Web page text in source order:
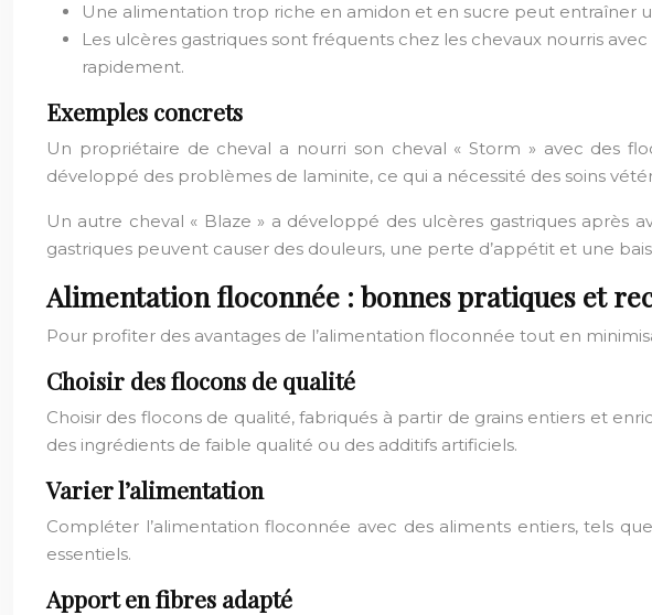
Une alimentation trop riche en amidon et en sucre peut entraîner
Les ulcères gastriques sont fréquents chez les chevaux nourris
rapidement.
Exemples concrets
Un propriétaire de cheval a nourri son cheval « Storm » avec des
développé des problèmes de laminite, ce qui a nécessité des soins
Un autre cheval « Blaze » a développé des ulcères gastriques après
gastriques peuvent causer des douleurs, une perte d’appétit et une
Alimentation floconnée : bonnes pratiques et
Pour profiter des avantages de l’alimentation floconnée tout en
Choisir des flocons de qualité
Choisir des flocons de qualité, fabriqués à partir de grains entiers et
des ingrédients de faible qualité ou des additifs artificiels.
Varier l’alimentation
Compléter l’alimentation floconnée avec des aliments entiers, tels
essentiels.
Apport en fibres adapté